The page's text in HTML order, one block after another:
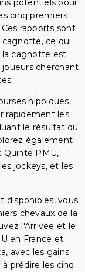
potentiels pour
cinq premiers
rapports sont
ce qui
la cagnotte est
cherchant
hippiques,
rapidement les
le résultat du
également
Quinté PMU,
jockeys, et les
disponibles, vous
chevaux de la
l'Arrivée et le
en France et
avec les gains
prédire les cinq